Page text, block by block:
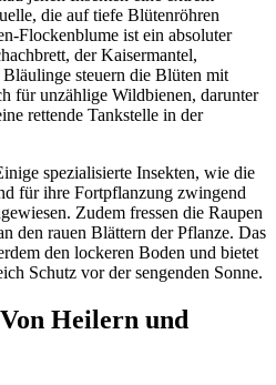
die auf tiefe Blütenröhren
Flockenblume ist ein absoluter
der Kaisermantel,
steuern die Blüten mit
für unzählige Wildbienen, darunter
rettende Tankstelle in der
spezialisierte Insekten, wie die
für ihre Fortpflanzung zwingend
Zudem fressen die Raupen
den rauen Blättern der Pflanze. Das
den lockeren Boden und bietet
Schutz vor der sengenden Sonne.
Heilern und